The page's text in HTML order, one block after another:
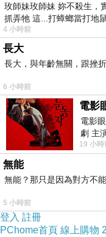
玫師妹玫師妹 妳不殺生，
抓弄牠 這...打蟑螂當打地
4 小時前
長大
長大，與年齡無關，跟挫折
6 小時前
電影
電影
劇 主
眸
19 小時
無能
無能？那只是因為對方不能
5 小時前
登入 註冊
PChome首頁 線上購物